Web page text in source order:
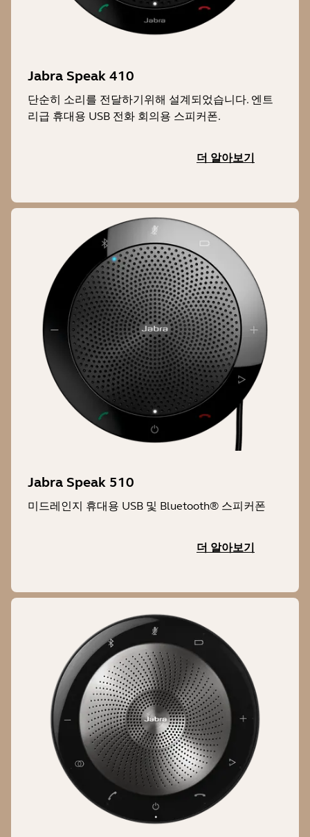
Jabra Speak 410
단순히 소리를 전달하기위해 설계되었습니다. 엔트
리급 휴대용 USB 전화 회의용 스피커폰.
더 알아보기
Jabra Speak 510
미드레인지 휴대용 USB 및 Bluetooth® 스피커폰
더 알아보기